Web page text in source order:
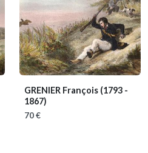
GRENIER François (1793 -
1867)
70 €